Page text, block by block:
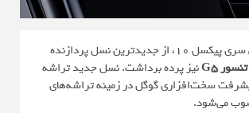
گوگل در کنار معرفی سری پیکسل 10، از جدیدترین نسل پردازنده
تنسور G5
نیز پرده برداشت. نسل جدید تراشه‌
سخت‌افزاری گوگل در زمینه تراشه‌های
می‌شود.